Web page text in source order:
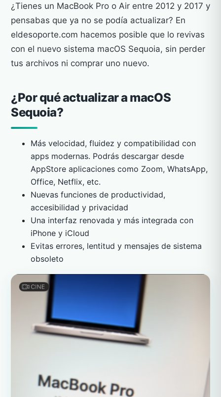
¿Tienes un MacBook Pro o Air entre 2012 y 2017 y
pensabas que ya no se podía actualizar? En
eldesoporte.com hacemos posible que lo revivas
con el nuevo sistema macOS Sequoia, sin perder
tus archivos ni comprar uno nuevo.
¿Por qué actualizar a macOS
Sequoia?
Más velocidad, fluidez y compatibilidad con
apps modernas. Podrás descargar desde
AppStore aplicaciones como Zoom, WhatsApp,
Office, Netflix, etc.
Nuevas funciones de productividad,
accesibilidad y privacidad
Una interfaz renovada y más integrada con
iPhone y iCloud
Evitas errores, lentitud y mensajes de sistema
obsoleto